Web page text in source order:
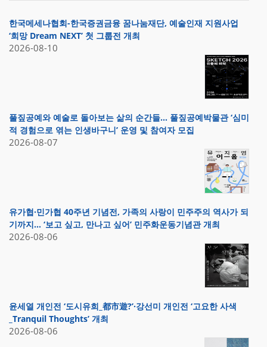
한국메세나협회-한국증권금융 꿈나눔재단, 예술인재 지원사업
‘희망 Dream NEXT’ 첫 그룹전 개최
2026-08-10
풀짚공예와 예술로 돌아보는 삶의 순간들… 풀짚공예박물관 ‘심미
적 경험으로 엮는 인생바구니’ 운영 및 참여자 모집
2026-08-07
유가협·민가협 40주년 기념전, 가족의 사랑이 민주주의 역사가 되
기까지… ‘보고 싶고, 만나고 싶어’ 민주화운동기념관 개최
2026-08-06
윤세열 개인전 ‘도시유희_都市遊?’·강선미 개인전 ‘고요한 사색
_Tranquil Thoughts’ 개최
2026-08-06